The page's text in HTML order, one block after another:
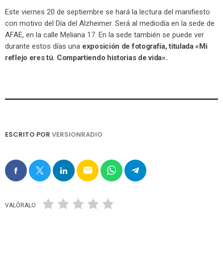
Este viernes 20 de septiembre se hará la lectura del manifiesto
con motivo del Día del Alzheimer. Será al mediodía en la sede de
AFAE, en la calle Meliana 17. En la sede también se puede ver
durante estos días una exposición de fotografía, titulada «Mi
reflejo eres tú. Compartiendo historias de vida».
ESCRITO POR VERSIONRADIO
email
VALÓRALO